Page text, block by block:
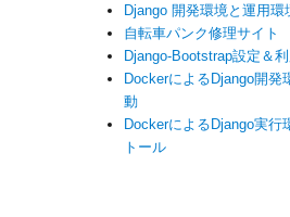
Django 開発環境と運用環
自転車パンク修理サイト
Django-Bootstrap設定＆
DockerによるDjango開発
動
DockerによるDjango実行
トール